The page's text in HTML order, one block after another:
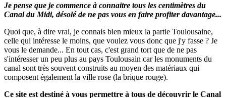
Je pense que je commence à connaitre tous les centimètres du
Canal du Midi, désolé de ne pas vous en faire profiter davantage...
Quoi que, à dire vrai, je connais bien mieux la partie Toulousaine,
celle qui intéresse le moins, que voulez vous donc que j'y fasse ? Je
vous le demande... En tout cas, c'est grand tort que de ne pas
s'intéresser un peu plus au pays Toulousain car les monuments du
canal sont très souvent construits au moyen des matériaux qui
composent également la ville rose (la brique rouge).
Ce site est destiné à vous permettre à tous de découvrir le Canal